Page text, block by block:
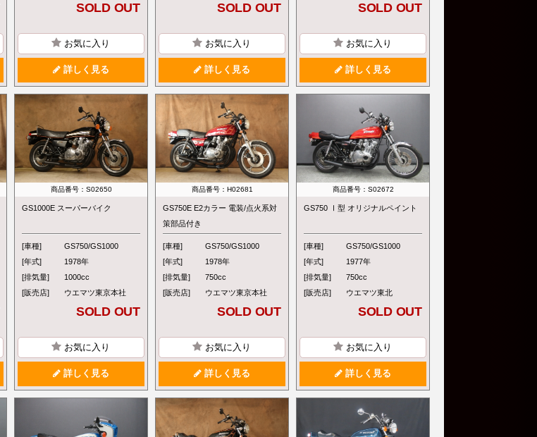
SOLD OUT
お気に入り
詳しく見る
SOLD OUT
お気に入り
詳しく見る
SOLD OUT
お気に入り
詳しく見る
商品番号：S02650
GS1000E スーパーバイク
[車種]
GS750/GS1000
[年式]
1978年
[排気量]
1000cc
[販売店]
ウエマツ東京本社
SOLD OUT
お気に入り
詳しく見る
商品番号：H02681
GS750E E2カラー 電装/点火系対
策部品付き
[車種]
GS750/GS1000
[年式]
1978年
[排気量]
750cc
[販売店]
ウエマツ東京本社
SOLD OUT
お気に入り
詳しく見る
商品番号：S02672
GS750 Ⅰ型 オリジナルペイント
[車種]
GS750/GS1000
[年式]
1977年
[排気量]
750cc
[販売店]
ウエマツ東北
SOLD OUT
お気に入り
詳しく見る